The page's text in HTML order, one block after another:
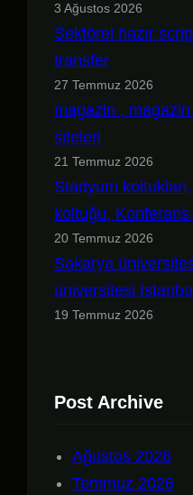
3 Ağustos 2026
Sektörel hazır
transfer
27 Temmuz 2026
magazin ,
siteleri
21 Temmuz 2026
Stadyum
koltuğu,
20 Temmuz 2026
Sakarya
üniversitesi
19 Temmuz 2026
Post Archive
Ağustos 2026
Temmuz 2026